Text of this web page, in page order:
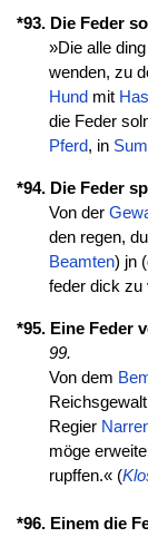
*93. Die Feder
»Die alle
wenden, zu
Hund mit
die Feder
Pferd, in
*94. Die Feder
Von der
den regen,
Beamten) jn
feder dick zu
*95. Eine Feder
99.
Von dem
Regier
möge
rupffen.« (
*96. Einem die